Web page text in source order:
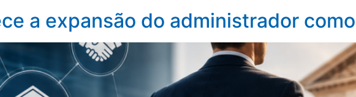
a expansão do administrador